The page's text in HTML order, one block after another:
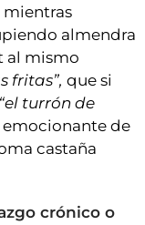
mientras
almendra
al mismo
fritas”, que si
“el turrón de
de
castaña
crónico o